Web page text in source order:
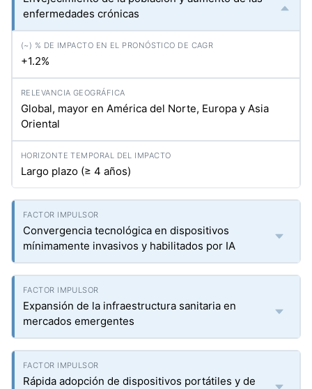
enfermedades crónicas
+1.2%
Global, mayor en América del Norte, Europa y Asia
Oriental
Largo plazo (≥ 4 años)
Convergencia tecnológica en dispositivos
mínimamente invasivos y habilitados por IA
Expansión de la infraestructura sanitaria en
mercados emergentes
Rápida adopción de dispositivos portátiles y de